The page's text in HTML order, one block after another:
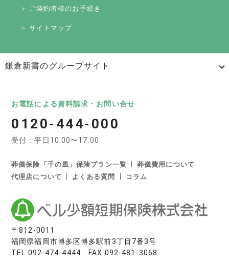
＞ ご契約者様のお手続き
＞ サイトマップ
鎌倉新書のグループサイト
いいお墓 Life.（ライフドット） いいお墓-永代供養墓版
いいお墓-ペット霊園版 樹木葬なび
寺院墓地.com 優良墓石・石材店ガイド
お墓の引越し＆墓じまいくん
いい葬儀 いいお坊さん
日本最大級の仏壇仏具総合サイト「いい仏壇」
いい仏壇
お電話による資料請求・お問い合せ
0120-444-000
受付：平日10:00〜17:00
葬儀保険「千の風」保険プラン一覧
葬儀費用について
代理店について
よくある質問 コラム
〒812-0011
福岡県福岡市博多区博多駅前3丁目7番3号
TEL 092-474-4444 FAX 092-481-3068